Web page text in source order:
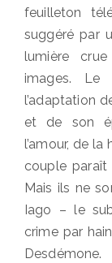
feuilleton
suggéré par
lumière
images. Le
l’adaptation
et de son
l’amour, de
couple paraît
Mais ils ne
Iago – le
crime par
Desdémone.